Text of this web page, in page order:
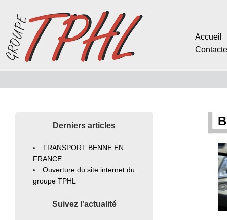
Accueil
Derniers articles
TRANSPORT BENNE EN
FRANCE
Ouverture du site internet du
groupe TPHL
Suivez l'actualité